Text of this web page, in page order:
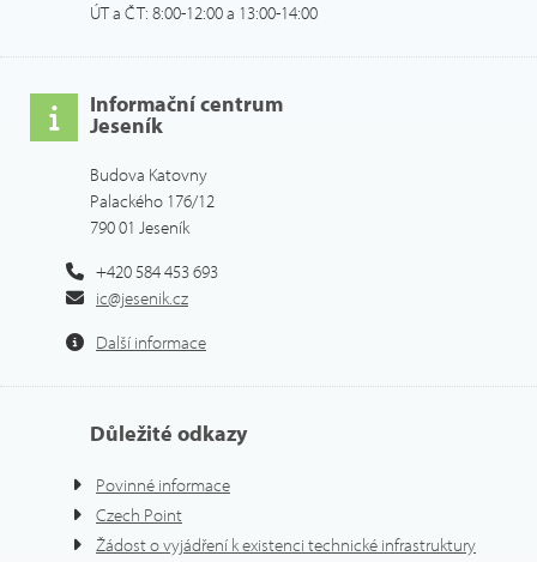
ÚT a ČT: 8:00-12:00 a 13:00-14:00
Informační centrum
Jeseník
Budova Katovny
Palackého 176/12
790 01 Jeseník
+420 584 453 693
ic@jesenik.cz
Další informace
Důležité odkazy
Povinné informace
Czech Point
Žádost o vyjádření k existenci technické infrastruktury